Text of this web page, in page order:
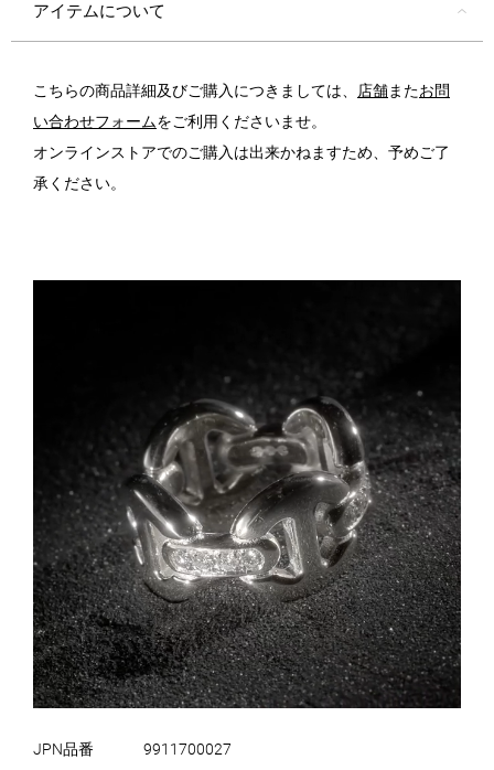
アイテムについて
こちらの商品詳細及びご購入につきましては、 店舗またお問
い合わせフォームをご利用くださいませ。
オンラインストアでのご購入は出来かねますため、予めご了
承ください。
JPN品番 9911700027